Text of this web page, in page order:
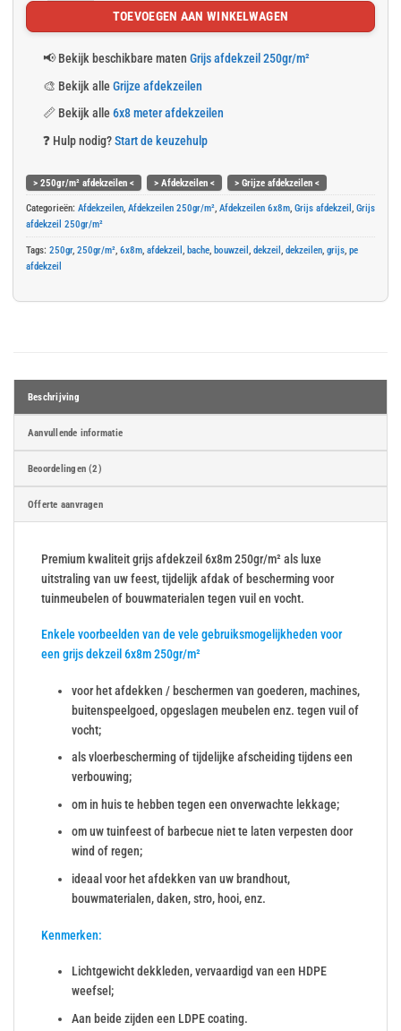
TOEVOEGEN AAN WINKELWAGEN
📢 Bekijk beschikbare maten Grijs afdekzeil 250gr/m²
🎨 Bekijk alleGrijze afdekzeilen
📏 Bekijk alle 6x8 meter afdekzeilen
❓ Hulp nodig? Start de keuzehulp
> 250gr/m² afdekzeilen < > Afdekzeilen <
> Grijze afdekzeilen <
Categorieën: Afdekzeilen Afdekzeilen 250gr/m² Afdekzeilen 6x8m Grijs afdekzeil Grijs
afdekzeil 250gr/m²
Tags: 250gr, 250gr/m² 6x8m afdekzeil bache bouwzeil dekzeil dekzeilen grijs pe
afdekzeil
Beschrijving
Aanvullende informatie
Beoordelingen (2)
Offerte aanvragen
Premium kwaliteit grijs afdekzeil 6x8m 250gr/m² als luxe
uitstraling van uw feest, tijdelijk afdak of bescherming voor
tuinmeubelen of bouwmaterialen tegen vuil en vocht.
Enkele voorbeelden van de vele gebruiksmogelijkheden voor
een grijs dekzeil 6x8m 250gr/m²
voor het afdekken / beschermen van goederen, machines,
buitenspeelgoed, opgeslagen meubelen enz. tegen vuil of
vocht;
als vloerbescherming of tijdelijke afscheiding tijdens een
verbouwing;
om in huis te hebben tegen een onverwachte lekkage;
om uw tuinfeest of barbecue niet te laten verpesten door
wind of regen;
ideaal voor het afdekken van uw brandhout,
bouwmaterialen, daken, stro, hooi, enz.
Kenmerken:
Lichtgewicht dekkleden, vervaardigd van een HDPE
weefsel;
Aan beide zijden een LDPE coating.